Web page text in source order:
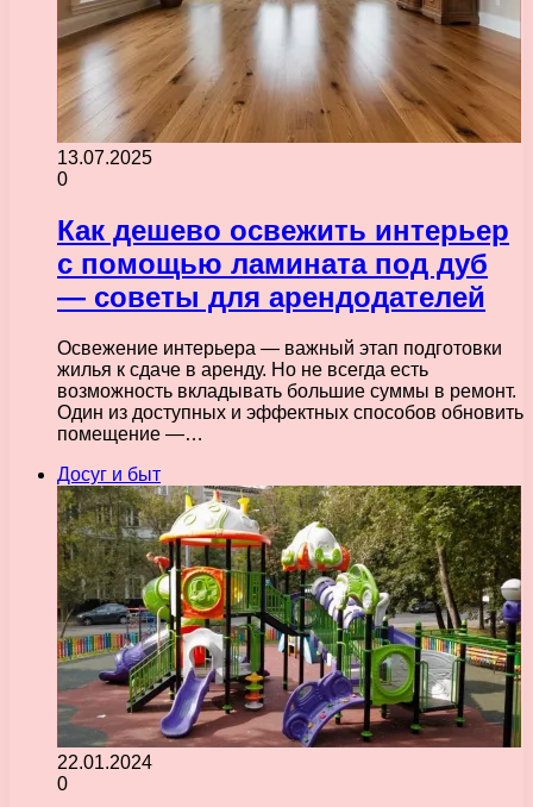
13.07.2025
0
Как дешево освежить интерьер
с помощью ламината под дуб
— советы для арендодателей
Освежение интерьера — важный этап подготовки
жилья к сдаче в аренду. Но не всегда есть
возможность вкладывать большие суммы в ремонт.
Один из доступных и эффектных способов обновить
помещение —…
Досуг и быт
22.01.2024
0